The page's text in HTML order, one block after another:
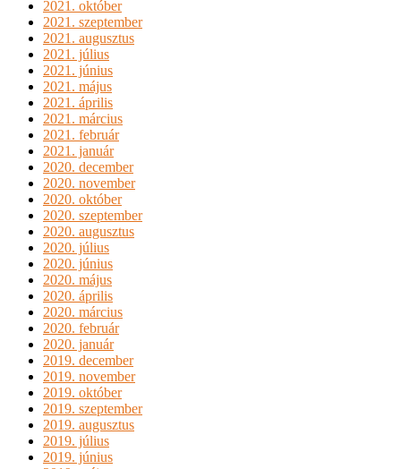
2021. október
2021. szeptember
2021. augusztus
2021. július
2021. június
2021. május
2021. április
2021. március
2021. február
2021. január
2020. december
2020. november
2020. október
2020. szeptember
2020. augusztus
2020. július
2020. június
2020. május
2020. április
2020. március
2020. február
2020. január
2019. december
2019. november
2019. október
2019. szeptember
2019. augusztus
2019. július
2019. június